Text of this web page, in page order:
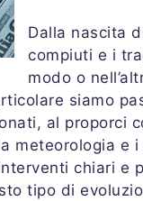
Dalla nascita
compiuti e i
modo o
siamo
al proporci
meteorologia e
chiari e
tipo di